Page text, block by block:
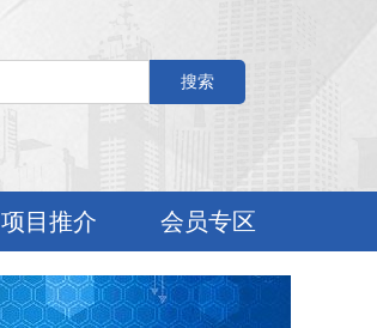
搜索
项目推介 会员专区